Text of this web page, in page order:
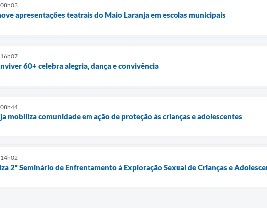
apresentações teatrais do Maio Laranja em escolas municipais
60+ celebra alegria, dança e convivência
08h44
mobiliza comunidade em ação de proteção às crianças e adolescentes
14h02
2º Seminário de Enfrentamento à Exploração Sexual de Crianças e